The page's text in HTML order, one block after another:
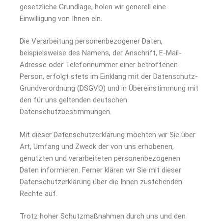
gesetzliche Grundlage, holen wir generell eine
Einwilligung von Ihnen ein.
Die Verarbeitung personenbezogener Daten,
beispielsweise des Namens, der Anschrift, E-Mail-
Adresse oder Telefonnummer einer betroffenen
Person, erfolgt stets im Einklang mit der Datenschutz-
Grundverordnung (DSGVO) und in Übereinstimmung mit
den für uns geltenden deutschen
Datenschutzbestimmungen.
Mit dieser Datenschutzerklärung möchten wir Sie über
Art, Umfang und Zweck der von uns erhobenen,
genutzten und verarbeiteten personenbezogenen
Daten informieren. Ferner klären wir Sie mit dieser
Datenschutzerklärung über die Ihnen zustehenden
Rechte auf.
Trotz hoher Schutzmaßnahmen durch uns und den